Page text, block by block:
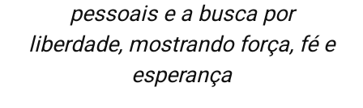
pessoais e a busca por
liberdade, mostrando força, fé e
esperança